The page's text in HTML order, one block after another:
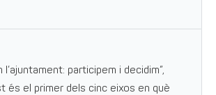
l’ajuntament: participem i decidim”,
és el primer dels cinc eixos en què